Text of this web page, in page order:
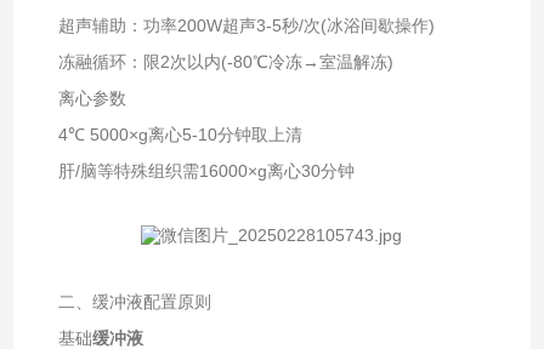
超声辅助‌：功率200W超声3-5秒/次(冰浴间歇操作)
冻融循环‌：限2次以内(-80℃冷冻→室温解冻)
离心参数‌
4℃ 5000×g离心5-10分钟取上清
肝/脑等特殊组织需16000×g离心30分钟
二、缓冲液配置原则
基础缓冲液‌